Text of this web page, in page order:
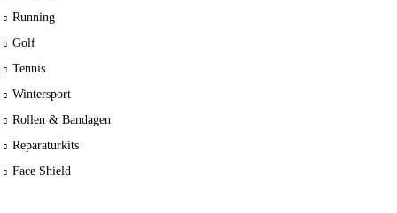
Running
Golf
Tennis
Wintersport
Rollen & Bandagen
Reparaturkits
Face Shield